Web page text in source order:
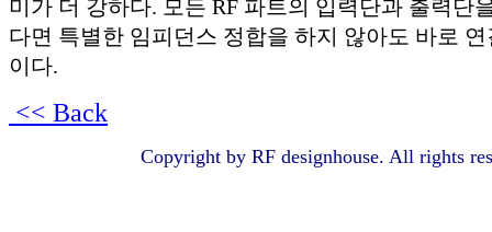
미가 더 강하다. 모든 RF 파트의 입력단과 출력단
다면 특별한 임피던스 정합을 하지 않아도 바로
이다.
<< Back
Copyright by RF designhouse. All rights